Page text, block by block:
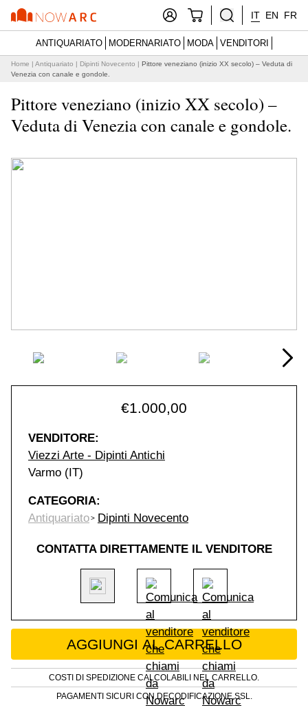
IT EN FR
ANTIQUARIATO MODERNARIATO MODA VENDITORI
Home | Antiquariato | Dipinti Novecento | Pittore veneziano (inizio XX secolo) – Veduta di
Venezia con canale e gondole.
Pittore veneziano (inizio XX secolo) –
Veduta di Venezia con canale e gondole.
€1.000,00
VENDITORE:
Viezzi Arte - Dipinti Antichi
Varmo (IT)
CATEGORIA:
Antiquariato
Dipinti Novecento
CONTATTA DIRETTAMENTE IL VENDITORE
Pittore veneziano (inizio XX secolo) -
AGGIUNGI AL CARRELLO
COSTI DI SPEDIZIONE CALCOLABILI NEL CARRELLO.
PAGAMENTI SICURI CON DECODIFICAZIONE SSL.